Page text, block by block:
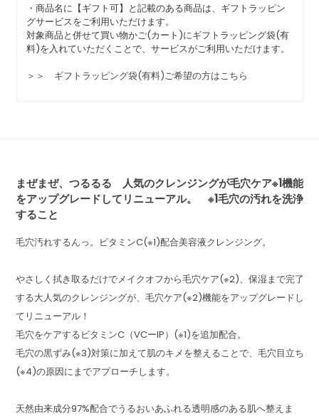
・商品名に【ギフト可】と記載のある商品は、ギフトラッピン
グサービスをご利用いただけます。
対象商品と併せて買い物かご(カート)にギフトラッピング袋(有
料)を入れていただくことで、サービスがご利用いただけます。
＞＞ ギフトラッピング袋(有料)ご希望の方はこちら
まぜまぜ、つるるる 人気のクレンジングが毛穴ケア※1機能
をアップグレードしてリニューアル。 ※1毛穴の汚れを洗浄
すること
毛穴汚れするんっ。ビタミンC(※1)配合美容液クレンジング。
やさしく拭き取るだけでメイクオフから毛穴ケア(※2)、保湿まで完了
する大人気のクレンジングが、毛穴ケア(※2)機能をアップグレードし
てリニューアル！
毛穴をケアするビタミンC（VCーIP）(※1)を追加配合。
毛穴の黒ずみ(※3)対策に加えて肌のキメを整えることで、毛穴目立ち
(※4)の原因にまでアプローチします。
天然由来成分97%配合でうるおいあふれる透明感のある肌へ整えま